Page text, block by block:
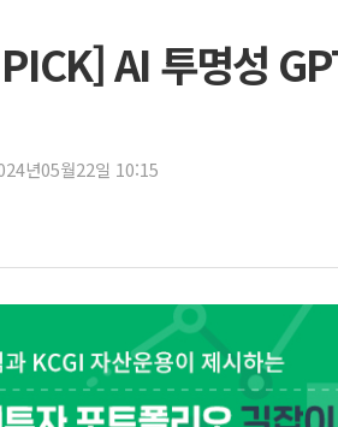
후티 반군, 예멘
42.5도 역대급
40.2도 찍은
"文정부 악몽 재
신세계사이먼 '
李대통령, 호
'변기 수리' 집
워트, 상반기 영
AI 투명성
년05월22일 10:15